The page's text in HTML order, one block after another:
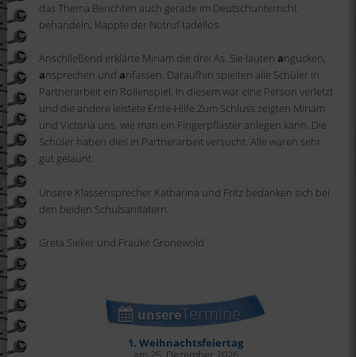
das Thema Berichten auch gerade im Deutschunterricht
behandeln, klappte der Notruf tadellos.
Anschließend erklärte Miriam die drei As. Sie lauten angucken,
ansprechen und anfassen. Daraufhin spielten alle Schüler in
Partnerarbeit ein Rollenspiel. In diesem war eine Person verletzt
und die andere leistete Erste-Hilfe.Zum Schluss zeigten Miriam
und Victoria uns, wie man ein Fingerpflaster anlegen kann. Die
Schüler haben dies in Partnerarbeit versucht. Alle waren sehr
gut gelaunt.
Unsere Klassensprecher Katharina und Fritz bedanken sich bei
den beiden Schulsanitätern.
Greta Sieker und Frauke Gronewold
unsereTermine
1. Weihnachtsfeiertag